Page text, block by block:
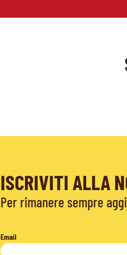
ISCRIVITI ALLA
Per rimanere sempre
Email